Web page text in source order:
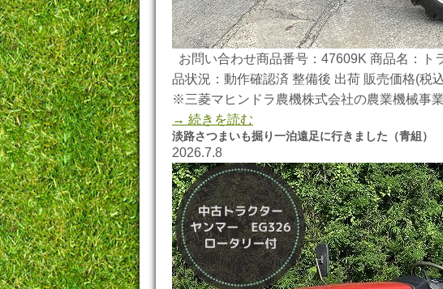
お問い合わせ商品番号：47609K 商品名：ト
品状況：動作確認済 整備後 出荷 販売価格(税
※三菱マヒンドラ農機株式会社の農業機械事
→ 続きを読む
淡路さつまいも掘り一泊遠足に行きました（青組）
2026.7.8